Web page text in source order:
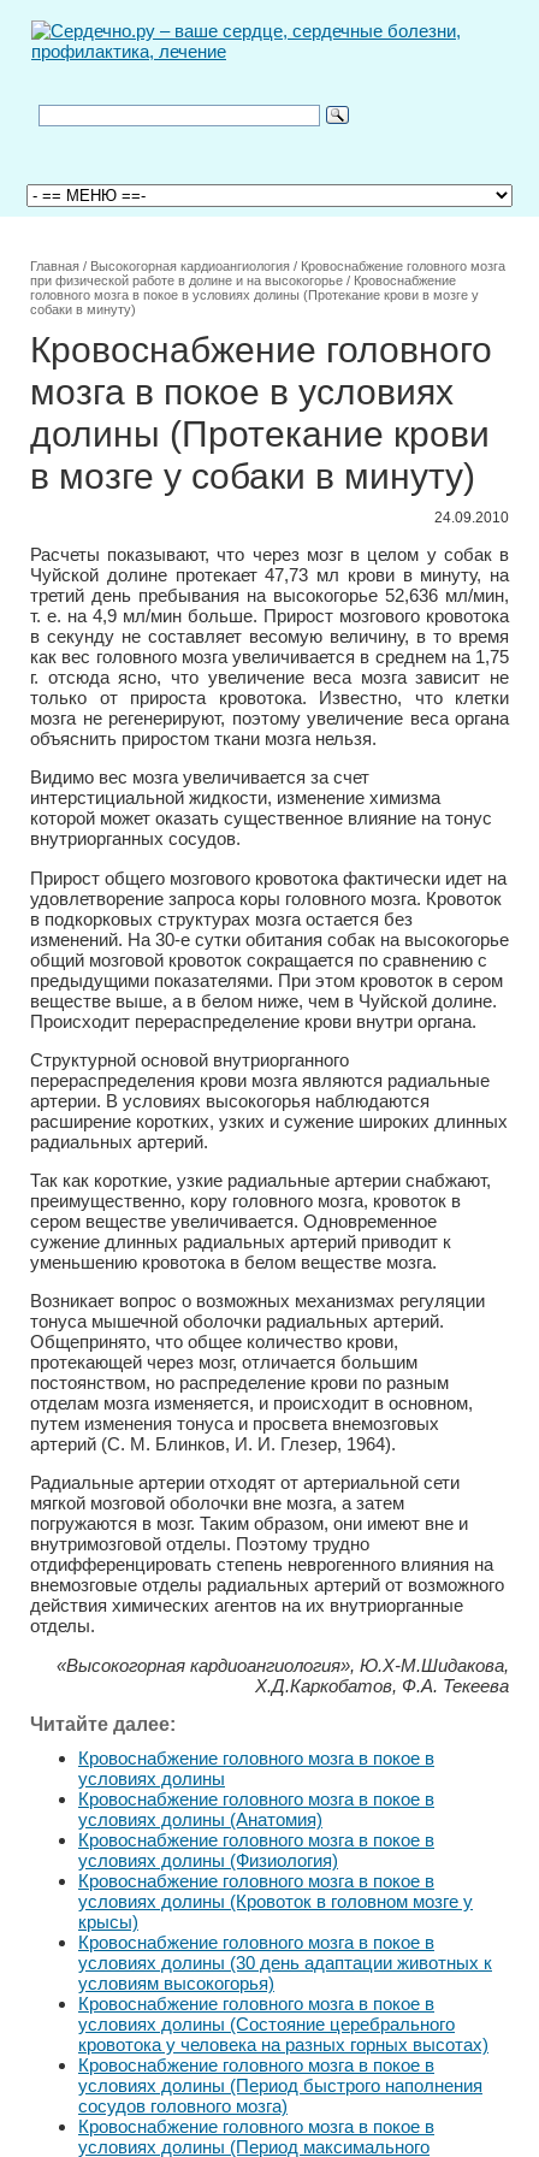
Главная / Высокогорная кардиоангиология / Кровоснабжение головного мозга
при физической работе в долине и на высокогорье / Кровоснабжение
головного мозга в покое в условиях долины (Протекание крови в мозге у
собаки в минуту)
Кровоснабжение головного
мозга в покое в условиях
долины (Протекание крови
в мозге у собаки в минуту)
24.09.2010
Расчеты показывают, что через мозг в целом у собак в
Чуйской долине протекает 47,73 мл крови в минуту, на
третий день пребывания на высокогорье 52,636 мл/мин,
т. е. на 4,9 мл/мин больше. Прирост мозгового кровотока
в секунду не составляет весомую величину, в то время
как вес головного мозга увеличивается в среднем на 1,75
г. отсюда ясно, что увеличение веса мозга зависит не
только от прироста кровотока. Известно, что клетки
мозга не регенерируют, поэтому увеличение веса органа
объяснить приростом ткани мозга нельзя.
Видимо вес мозга увеличивается за счет
интерстициальной жидкости, изменение химизма
которой может оказать существенное влияние на тонус
внутриорганных сосудов.
Прирост общего мозгового кровотока фактически идет на
удовлетворение запроса коры головного мозга. Кровоток
в подкорковых структурах мозга остается без
изменений. На 30-е сутки обитания собак на высокогорье
общий мозговой кровоток сокращается по сравнению с
предыдущими показателями. При этом кровоток в сером
веществе выше, а в белом ниже, чем в Чуйской долине.
Происходит перераспределение крови внутри органа.
Структурной основой внутриорганного
перераспределения крови мозга являются радиальные
артерии. В условиях высокогорья наблюдаются
расширение коротких, узких и сужение широких длинных
радиальных артерий.
Так как короткие, узкие радиальные артерии снабжают,
преимущественно, кору головного мозга, кровоток в
сером веществе увеличивается. Одновременное
сужение длинных радиальных артерий приводит к
уменьшению кровотока в белом веществе мозга.
Возникает вопрос о возможных механизмах регуляции
тонуса мышечной оболочки радиальных артерий.
Общепринято, что общее количество крови,
протекающей через мозг, отличается большим
постоянством, но распределение крови по разным
отделам мозга изменяется, и происходит в основном,
путем изменения тонуса и просвета внемозговых
артерий (С. М. Блинков, И. И. Глезер, 1964).
Радиальные артерии отходят от артериальной сети
мягкой мозговой оболочки вне мозга, а затем
погружаются в мозг. Таким образом, они имеют вне и
внутримозговой отделы. Поэтому трудно
отдифференцировать степень неврогенного влияния на
внемозговые отделы радиальных артерий от возможного
действия химических агентов на их внутриорганные
отделы.
«Высокогорная кардиоангиология», Ю.Х-М.Шидакова,
Х.Д.Каркобатов, Ф.А. Текеева
Читайте далее:
Кровоснабжение головного мозга в покое в
условиях долины
Кровоснабжение головного мозга в покое в
условиях долины (Анатомия)
Кровоснабжение головного мозга в покое в
условиях долины (Физиология)
Кровоснабжение головного мозга в покое в
условиях долины (Кровоток в головном мозге у
крысы)
Кровоснабжение головного мозга в покое в
условиях долины (30 день адаптации животных к
условиям высокогорья)
Кровоснабжение головного мозга в покое в
условиях долины (Состояние церебрального
кровотока у человека на разных горных высотах)
Кровоснабжение головного мозга в покое в
условиях долины (Период быстрого наполнения
сосудов головного мозга)
Кровоснабжение головного мозга в покое в
условиях долины (Период максимального